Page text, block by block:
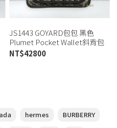
JS1443 GOYARD包包 黑色
Plumet Pocket Wallet斜背包
(板橋店)
NT$42800
hermes
BURBERRY